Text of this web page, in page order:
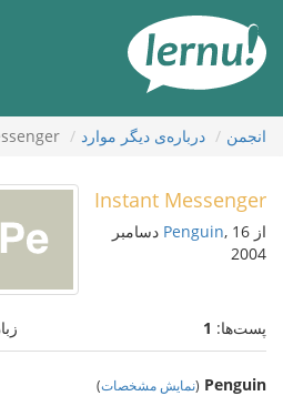
محتوا
انجمن درباره‌ی دیگر موارد
Instant Messenger
از Penguin , 16 دسامبر
2004
پست‌ها: 1
Penguin
(نمایش مشخصات)